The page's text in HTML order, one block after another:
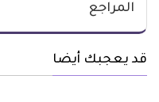
المراجع
قد يعجبك أيضا